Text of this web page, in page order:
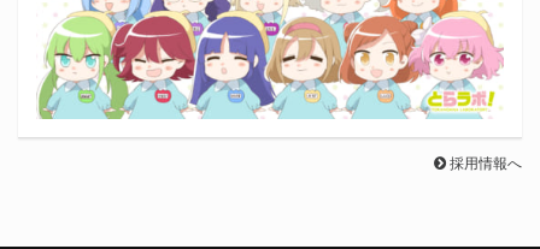
採用情報へ